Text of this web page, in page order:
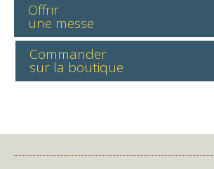
Offrir
une messe
Commander
sur la boutique